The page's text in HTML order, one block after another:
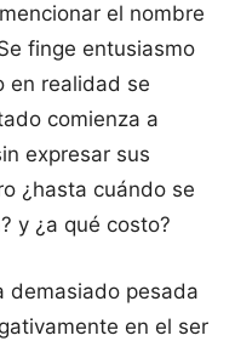
el nombre
finge entusiasmo
en realidad se
comienza a
expresar sus
¿hasta cuándo se
y ¿a qué costo?
demasiado pesada
en el ser